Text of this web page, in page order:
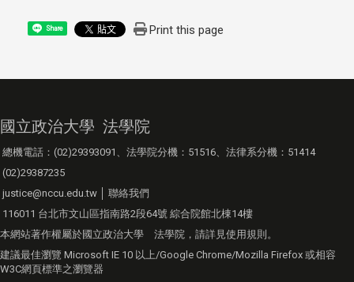
Share Print this page
國立政治大學 法學院
總機電話：(02)29393091、法學院分機：51516、法律系分機：51414
(02)29387235
justice@nccu.edu.tw │ 聯絡我們
116011 台北市文山區指南路2段64號 綜合院館北棟14樓
本網站著作權屬於國立政治大學 法學院，請詳見使用規則 。
建議最佳瀏覽 Microsoft IE 10 以上/Google Chrome/Mozilla Firefox 或相容
W3C網頁標準之瀏覽器